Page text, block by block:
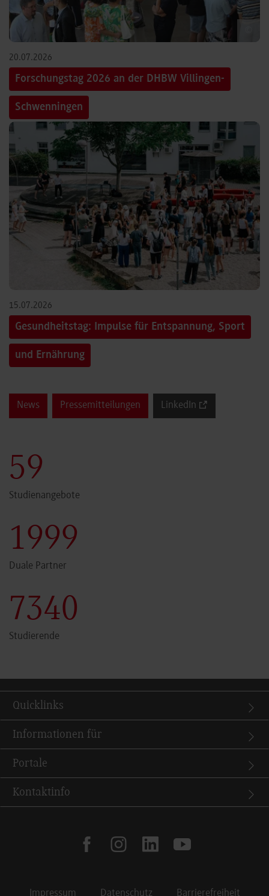
20.07.2026
Forschungstag 2026 an der DHBW Villingen-
Schwenningen
15.07.2026
Gesundheitstag: Impulse für Entspannung, Sport
und Ernährung
News Pressemitteilungen LinkedIn
60
Studienangebote
2000
Duale Partner
7341
Studierende
Quicklinks
Informationen für
Portale
Kontaktinfo
facebookinstagramlinkedin youtube